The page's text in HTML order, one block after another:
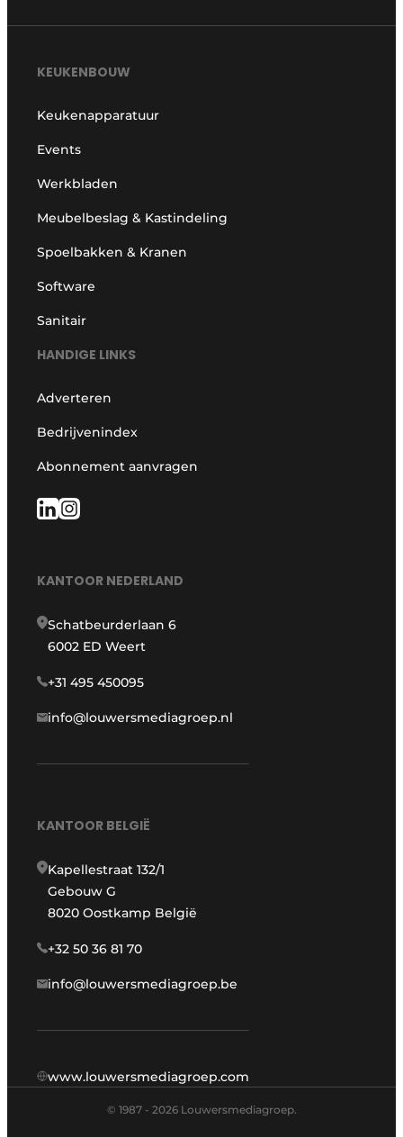
KEUKENBOUW
Keukenapparatuur
Events
Werkbladen
Meubelbeslag & Kastindeling
Spoelbakken & Kranen
Software
Sanitair
HANDIGE LINKS
Adverteren
Bedrijvenindex
Abonnement aanvragen
KANTOOR NEDERLAND
Schatbeurderlaan 6
6002 ED Weert
+31 495 450095
info@louwersmediagroep.nl
KANTOOR BELGIË
Kapellestraat 132/1
Gebouw G
8020 Oostkamp België
+32 50 36 81 70
info@louwersmediagroep.be
www.louwersmediagroep.com
© 1987 - 2026 Louwersmediagroep.